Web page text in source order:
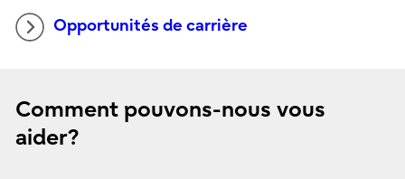
Opportunités de carrière
Comment pouvons-nous vous
aider?